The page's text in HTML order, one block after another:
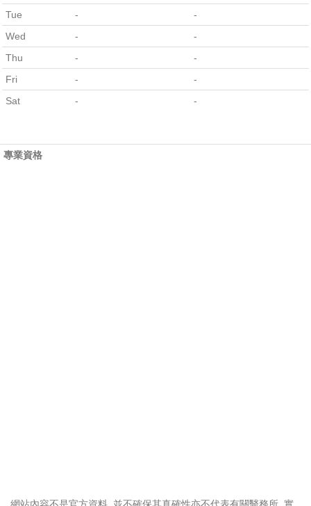
Tue
-
-
Wed
-
-
Thu
-
-
Fri
-
-
Sat
- -
專業資格